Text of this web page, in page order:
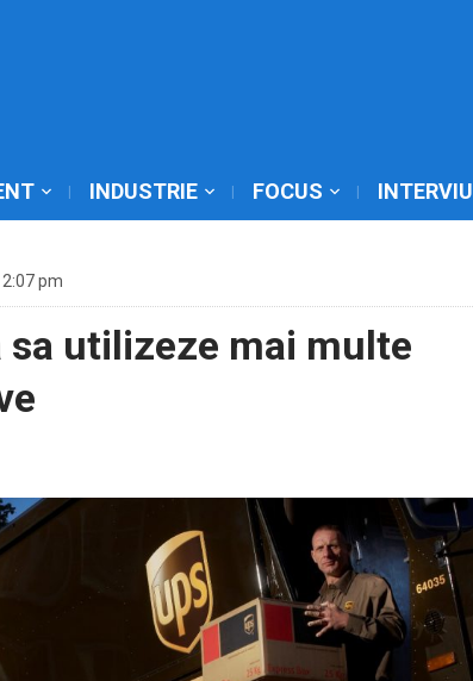
INDUSTRIE FOCUS INTERVIU
pm
sa utilizeze mai multe